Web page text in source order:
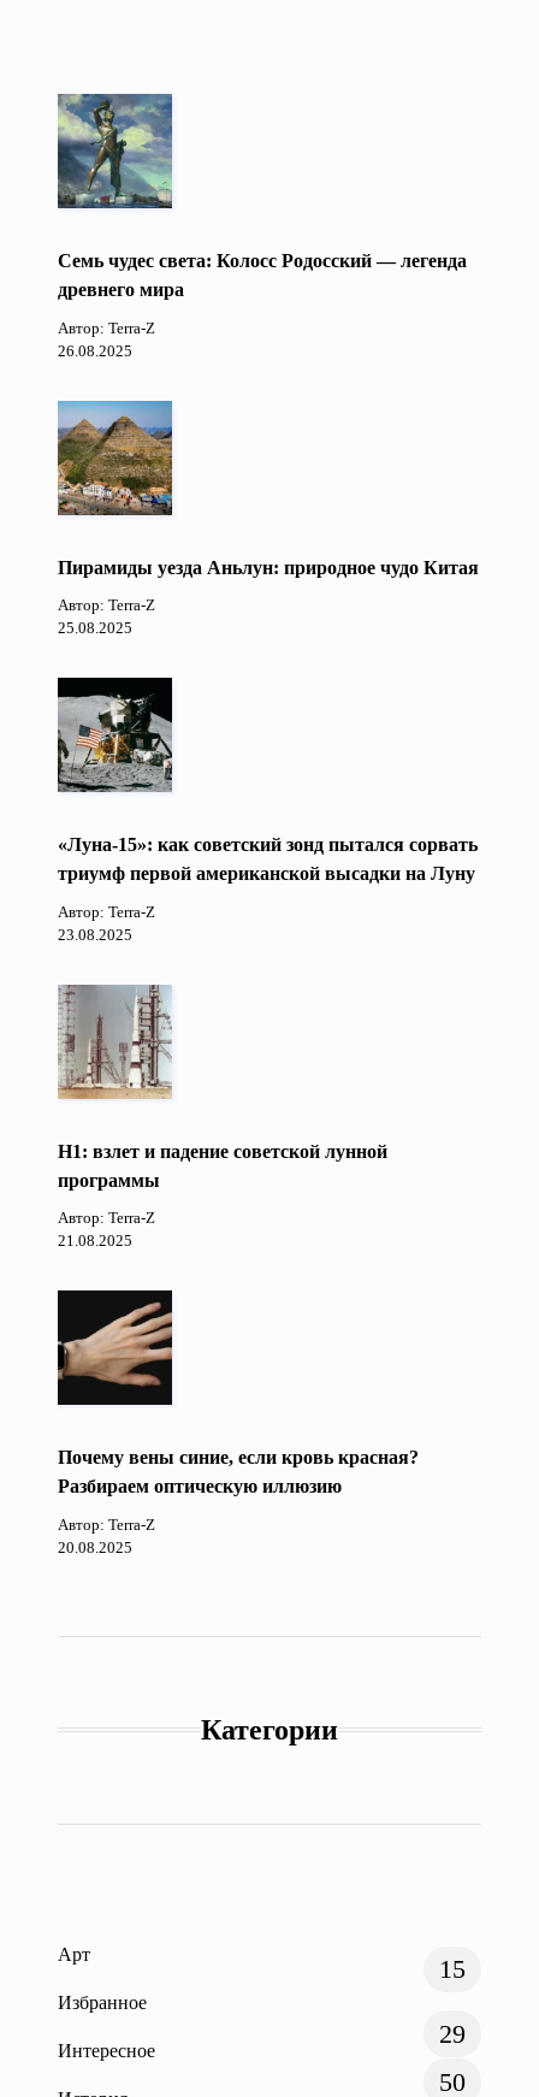
Семь чудес света: Колосс Родосский — легенда
древнего мира
Автор: Terra-Z
26.08.2025
Пирамиды уезда Аньлун: природное чудо Китая
Автор: Terra-Z
25.08.2025
«Луна-15»: как советский зонд пытался сорвать
триумф первой американской высадки на Луну
Автор: Terra-Z
23.08.2025
Н1: взлет и падение советской лунной
программы
Автор: Terra-Z
21.08.2025
Почему вены синие, если кровь красная?
Разбираем оптическую иллюзию
Автор: Terra-Z
20.08.2025
Категории
Арт 15
Избранное
29
Интересное
50